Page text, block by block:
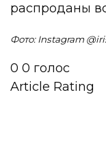
распроданы
Фото: Instagram
0 0 голос
Article Rating